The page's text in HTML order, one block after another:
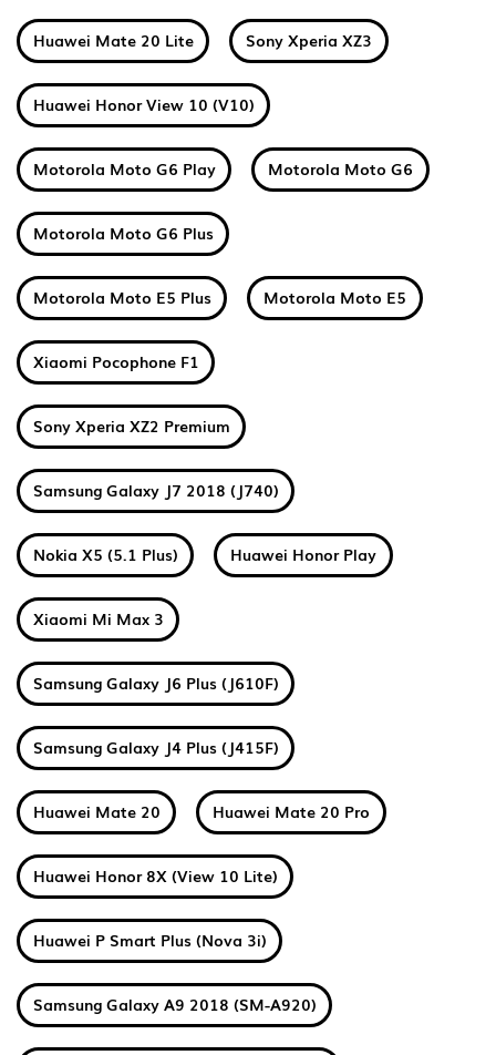
Huawei Mate 20 Lite Sony Xperia XZ3
Huawei Honor View 10 (V10)
Motorola Moto G6 Play Motorola Moto G6
Motorola Moto G6 Plus
Motorola Moto E5 Plus Motorola Moto E5
Xiaomi Pocophone F1
Sony Xperia XZ2 Premium
Samsung Galaxy J7 2018 (J740)
Nokia X5 (5.1 Plus) Huawei Honor Play
Xiaomi Mi Max 3
Samsung Galaxy J6 Plus (J610F)
Samsung Galaxy J4 Plus (J415F)
Huawei Mate 20 Huawei Mate 20 Pro
Huawei Honor 8X (View 10 Lite)
Huawei P Smart Plus (Nova 3i)
Samsung Galaxy A9 2018 (SM-A920)